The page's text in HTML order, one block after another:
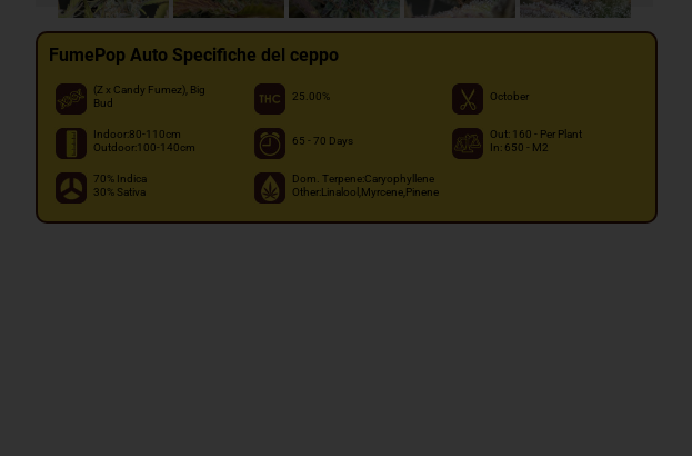
FumePop Auto Specifiche del ceppo
(Z x Candy Fumez), Big
Bud
25.00% October
Indoor:80-110cm
Outdoor:100-140cm
65 - 70 Days
Out: 160 - Per Plant
In: 650 - M2
70% Indica
30% Sativa
Dom. Terpene:Caryophyllene
Other:Linalool,Myrcene,Pinene